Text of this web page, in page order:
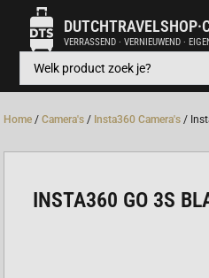
VERRASSEND · VERNIEUWEND ·
Home /Camera's / Insta360 Camera's /
INSTA360 GO 3S